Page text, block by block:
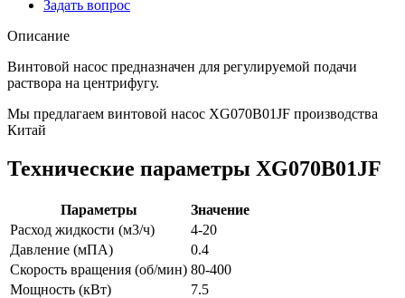
Задать вопрос
Описание
Винтовой насос предназначен для регулируемой подачи
раствора на центрифугу.
Мы предлагаем винтовой насос XG070B01JF производства
Китай
Технические параметры XG070B01JF
Параметры
Значение
Расход жидкости (м3/ч)
4-20
Давление (мПА)
0.4
Скорость вращения (об/мин) 80-400
Мощность (кВт)
7.5